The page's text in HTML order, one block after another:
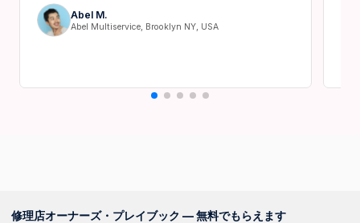
Abel M.
Abel Multiservice, Brooklyn NY, USA
修理店オーナーズ・プレイブック — 無料でもらえます